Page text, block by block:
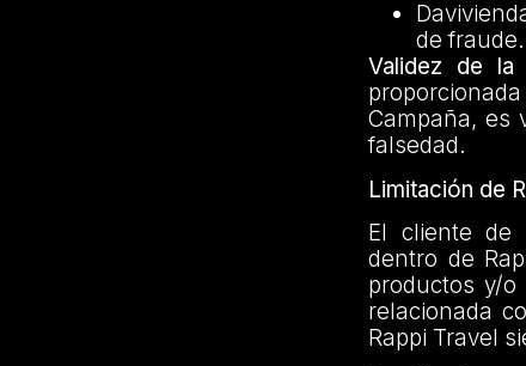
de fraude.
Validez de la
Campaña, es
falsedad.
Limitación de
El cliente de
dentro de
productos y/
relacionada
Rappi Travel